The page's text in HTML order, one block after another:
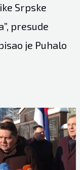
Srpske
presude
je Puhalo